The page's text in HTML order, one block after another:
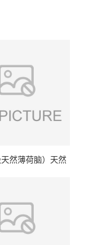
天然薄荷脑）天然